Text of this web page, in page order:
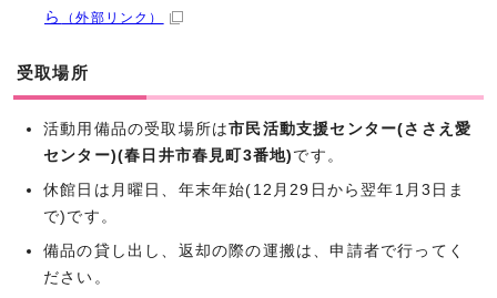
ら
（外部リンク）
受取場所
活動用備品の受取場所は市民活動支援センター(ささえ愛
センター)(春日井市春見町3番地) です。
休館日は月曜日、年末年始(12月29日から翌年1月3日ま
で)です。
備品の貸し出し、返却の際の運搬は、申請者で行ってく
ださい。